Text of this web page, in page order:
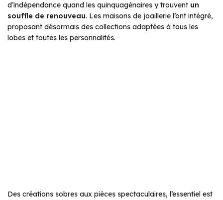
d’indépendance quand les quinquagénaires y trouvent un
souffle de renouveau. Les maisons de joaillerie l’ont intégré,
proposant désormais des collections adaptées à tous les
lobes et toutes les personnalités.
Des créations sobres aux pièces spectaculaires, l’essentiel est